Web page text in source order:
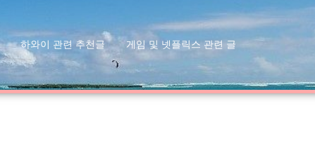
하와이 관련 추천글 게임 및 넷플릭스 관련 글